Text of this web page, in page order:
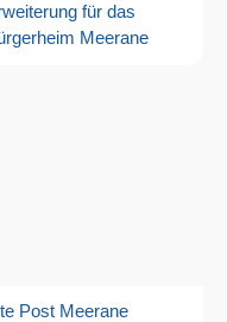
für das
Meerane
Post Meerane